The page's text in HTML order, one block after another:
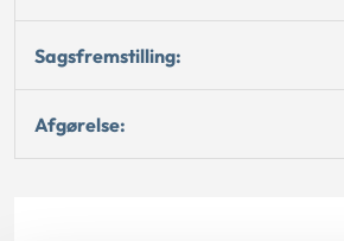
Sagsfremstilling:
Afgørelse: